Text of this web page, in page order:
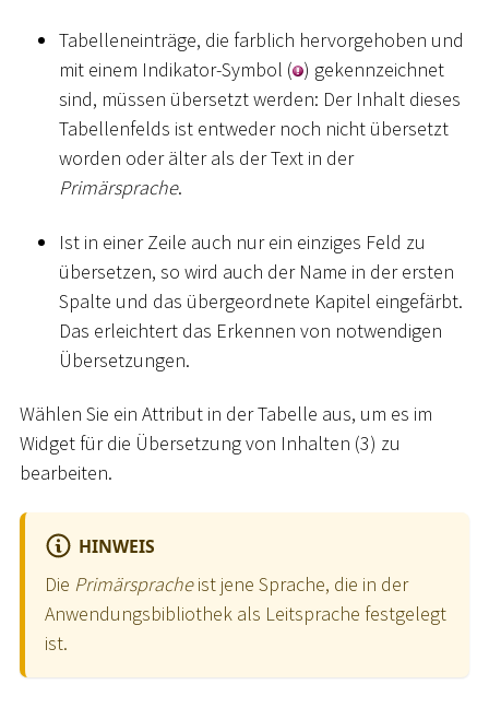
Tabelleneinträge, die farblich hervorgehoben und
mit einem Indikator-Symbol ( ) gekennzeichnet
sind, müssen übersetzt werden: Der Inhalt dieses
Tabellenfelds ist entweder noch nicht übersetzt
worden oder älter als der Text in der
Primärsprache.
Ist in einer Zeile auch nur ein einziges Feld zu
übersetzen, so wird auch der Name in der ersten
Spalte und das übergeordnete Kapitel eingefärbt.
Das erleichtert das Erkennen von notwendigen
Übersetzungen.
Wählen Sie ein Attribut in der Tabelle aus, um es im
Widget für die Übersetzung von Inhalten (3) zu
bearbeiten.
HINWEIS
Die Primärspracheist jene Sprache, die in der
Anwendungsbibliothek als Leitsprache festgelegt
ist.